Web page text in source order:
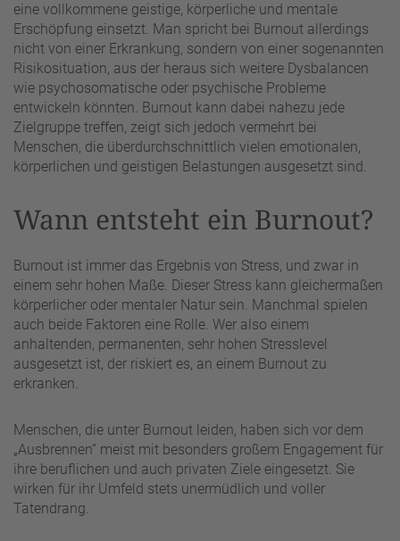
eine vollkommene geistige, körperliche und mentale
Erschöpfung einsetzt. Man spricht bei Burnout allerdings
nicht von einer Erkrankung, sondern von einer sogenannten
Risikosituation, aus der heraus sich weitere Dysbalancen
wie psychosomatische oder psychische Probleme
entwickeln könnten. Burnout kann dabei nahezu jede
Zielgruppe treffen, zeigt sich jedoch vermehrt bei
Menschen, die überdurchschnittlich vielen emotionalen,
körperlichen und geistigen Belastungen ausgesetzt sind.
Wann entsteht ein Burnout?
Burnout ist immer das Ergebnis von Stress, und zwar in
einem sehr hohen Maße. Dieser Stress kann gleichermaßen
körperlicher oder mentaler Natur sein. Manchmal spielen
auch beide Faktoren eine Rolle. Wer also einem
anhaltenden, permanenten, sehr hohen Stresslevel
ausgesetzt ist, der riskiert es, an einem Burnout zu
erkranken.
Menschen, die unter Burnout leiden, haben sich vor dem
„Ausbrennen“ meist mit besonders großem Engagement für
ihre beruflichen und auch privaten Ziele eingesetzt. Sie
wirken für ihr Umfeld stets unermüdlich und voller
Tatendrang.